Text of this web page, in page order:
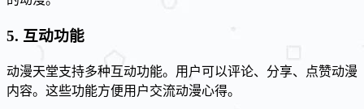
5. 互动功能
动漫天堂支持多种互动功能。用户可以评论、分享、点赞动漫
内容。这些功能方便用户交流动漫心得。